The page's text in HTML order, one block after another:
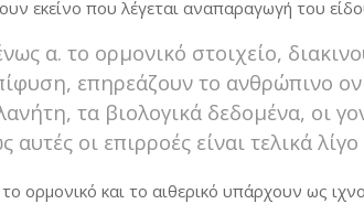
εκείνο που λέγεται αναπαραγωγή του
α. το ορμονικό στοιχείο,
επηρεάζουν το ανθρώπινο
τα βιολογικά δεδομένα, οι
οι επιρροές είναι τελικά
ορμονικό και το αιθερικό υπάρχουν ως